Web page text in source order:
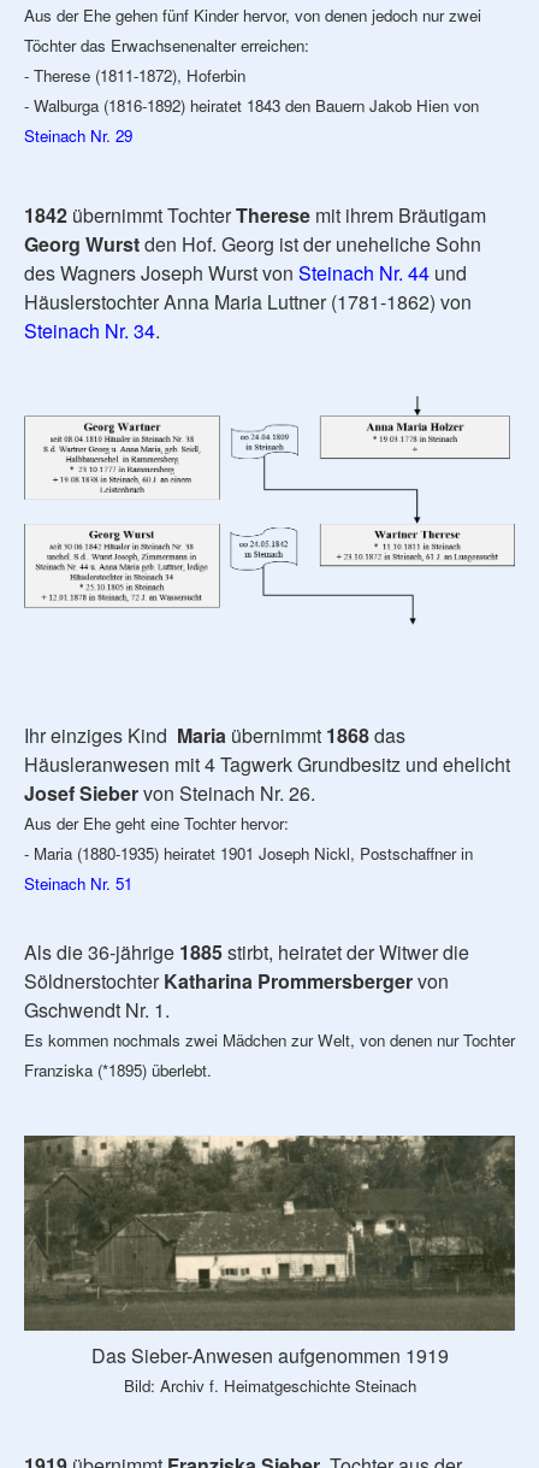
Aus der Ehe gehen fünf Kinder hervor, von denen jedoch nur zwei
Töchter das Erwachsenenalter erreichen:
- Therese (1811-1872), Hoferbin
- Walburga (1816-1892) heiratet 1843 den Bauern Jakob Hien von
Steinach Nr. 29
1842 übernimmt TochterTherese mit ihrem Bräutigam
Georg Wurstden Hof. Georg ist der uneheliche Sohn
des Wagners Joseph Wurst von Steinach Nr. 44 und
Häuslerstochter Anna Maria Luttner (1781-1862) von
Steinach Nr. 34.
Ihr einziges Kind Maria übernimmt 1868das
Häusleranwesen mit 4 Tagwerk Grundbesitz und ehelicht
Josef Siebervon Steinach Nr. 26.
Aus der Ehe geht eine Tochter hervor:
- Maria (1880-1935) heiratet 1901 Joseph Nickl, Postschaffner in
Steinach Nr. 51
Als die 36-jährige 1885stirbt, heiratet der Witwer die
SöldnerstochterKatharina Prommersbergervon
Gschwendt Nr. 1.
Es kommen nochmals zwei Mädchen zur Welt, von denen nur Tochter
Franziska (*1895) überlebt.
Das Sieber-Anwesen aufgenommen 1919
Bild: Archiv f. Heimatgeschichte Steinach